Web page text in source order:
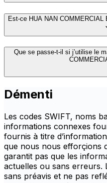
Est-ce HUA NAN
Que se passe-t-il si j’utilise le
Démenti
Les codes SWIFT, noms
informations connexes
fournis à titre
que nous nous efforçions
garantit pas que les
actuelles ou sans erreurs.
sans préavis et ne pas